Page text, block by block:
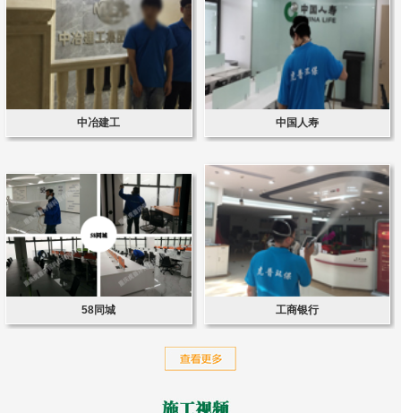
中冶建工 中国人寿
58同城 工商银行